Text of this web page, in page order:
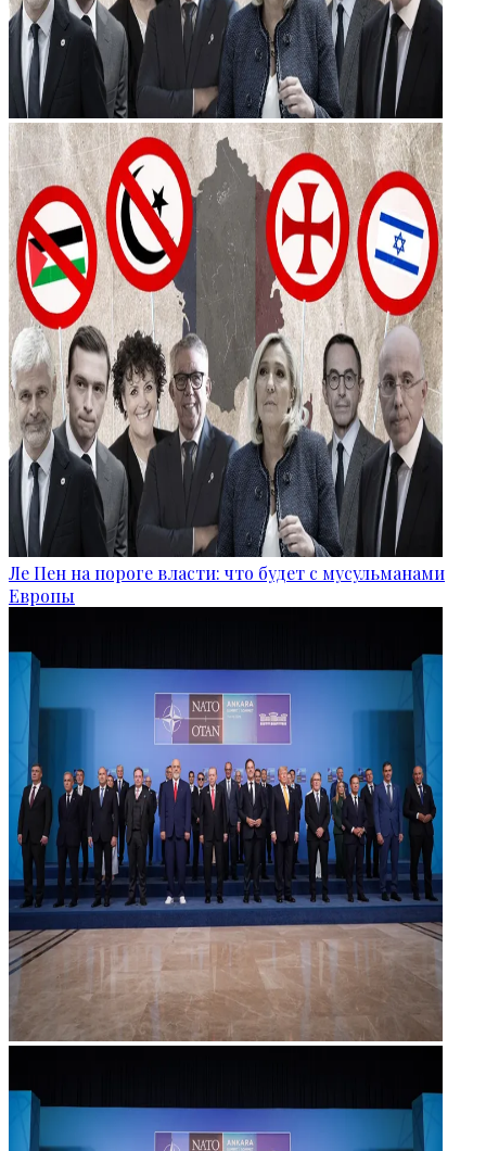
Ле Пен на пороге власти: что будет с мусульманами
Европы